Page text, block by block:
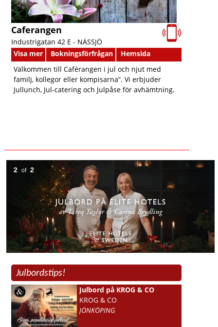
Caferangen
Industrigatan 42 E - NÄSSJÖ
Visa mer
Bokningsförfrågan
Hemsida
Välkommen till Caférangen i jul och njut med
familj, kollegor eller kompisarna”. Vi erbjuder
Jullunch, Jul-catering och Julpåse för avhämtning.
2 of 2
Julbordstips!
Julbord på KROG & CO
KROG & CO
JÖNKÖPING